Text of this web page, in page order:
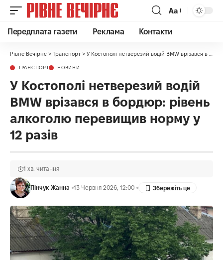
Аа
Передплата газети Реклама Контакти
Рівне Вечірнє > Транспорт > У Костополі нетверезий водій BMW врізався в бордюр: рівень алкоголю перевищив норму у 12 разів
ТРАНСПОРТ НОВИНИ
У Костополі нетверезий водій
BMW врізався в бордюр: рівень
алкоголю перевищив норму у
12 разів
Пінчук Жанна 13 Червня 2026, 12:00
1 хв. читання